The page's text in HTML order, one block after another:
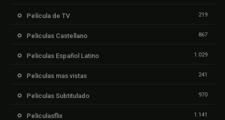
Película de TV 219
Peliculas Castellano 867
Peliculas Español Latino 1.029
Peliculas mas vistas 241
Peliculas Subtitulado 970
Peliculasflix 1.141